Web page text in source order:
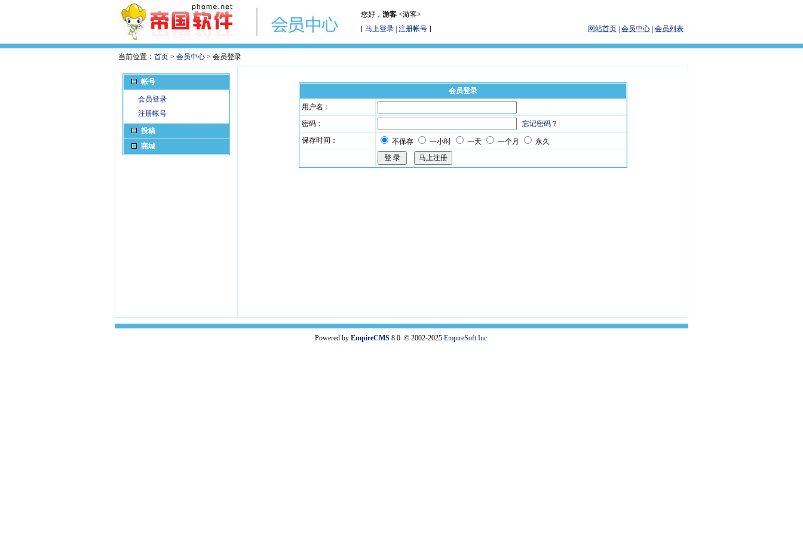
您好， 游客 <游客>
[ 马上登录 注册帐号 ] 网站首页 会员中心 会员列表
当前位置： 首页 > 会员中心 > 会员登录
帐号
会员登录
注册帐号
投稿
商城
会员登录
用户名：
密码：
忘记密码？
保存时间：
不保存 一小时 一天 一个月 永久
Powered by EmpireCMS8.0 © 2002-2025 EmpireSoft Inc.